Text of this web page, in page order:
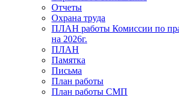
Отчеты
Охрана труда
ПЛАН работы Комиссии по
на 2026г.
ПЛАН
Памятка
Письма
План работы
План работы СМП